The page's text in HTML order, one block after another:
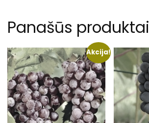
Panašūs produktai
Akcija!